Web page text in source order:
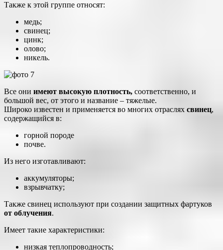
Также к этой группе относят:
медь;
свинец;
цинк;
олово;
никель.
Все они имеют высокую плотность, соответственно, и
большой вес, от этого и название – тяжелые.
Широко известен и применяется во многих отраслях свинец,
содержащийся в:
горной породе
почве.
Из него изготавливают:
аккумуляторы;
взрывчатку;
Также свинец используют при создании защитных фартуков
от облучения.
Имеет такие характеристики:
низкая теплопроводность;